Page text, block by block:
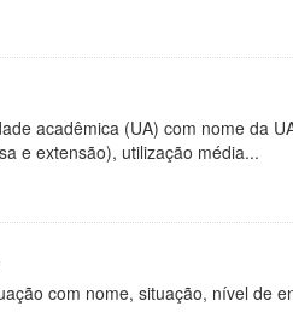
acadêmica (UA) com nome da
e extensão), utilização média...
com nome, situação, nível de